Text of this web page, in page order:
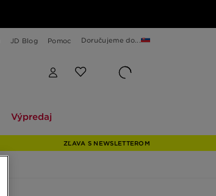
JD Blog Pomoc Doručujeme do...
Výpredaj
ZĽAVA S NEWSLETTEROM